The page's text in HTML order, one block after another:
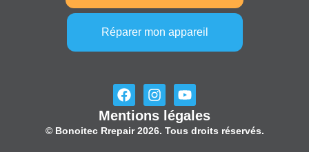
Réparer mon appareil
F
a
c
e
I
n
s
t
Y
o
u
t
Mentions légales
© Bonoitec Rrepair 2026. Tous droits réservés.